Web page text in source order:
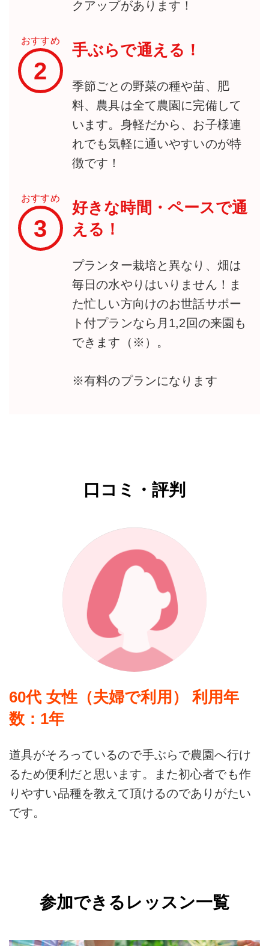
クアップがあります！
おすすめ
2
手ぶらで通える！
季節ごとの野菜の種や苗、肥
料、農具は全て農園に完備して
います。身軽だから、お子様連
れでも気軽に通いやすいのが特
徴です！
おすすめ
3
好きな時間・ペースで通
える！
プランター栽培と異なり、畑は
毎日の水やりはいりません！ま
た忙しい方向けのお世話サポー
ト付プランなら月1,2回の来園も
できます（※）。
※有料のプランになります
口コミ・評判
60代 女性（夫婦で利用） 利用年
数：1年
道具がそろっているので手ぶらで農園へ行け
るため便利だと思います。また初心者でも作
りやすい品種を教えて頂けるのでありがたい
です。
参加できるレッスン一覧